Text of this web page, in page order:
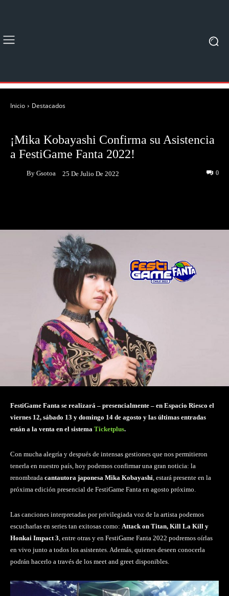
Inicio Destacados
¡Mika Kobayashi Confirma su Asistencia
a FestiGame Fanta 2022!
By Gsotoa 25 De Julio De 2022 0
FestiGame Fanta se realizará – presencialmente – en Espacio Riesco el
viernes 12, sábado 13 y domingo 14 de agosto y las últimas entradas
están a la venta en el sistema Ticketplus.
Con mucha alegría y después de intensas gestiones que nos permitieron
tenerla en nuestro país, hoy podemos confirmar una gran noticia: la
renombrada cantautora japonesa Mika Kobayashi , estará presente en la
próxima edición presencial de FestiGame Fanta en agosto próximo.
Las canciones interpretadas por privilegiada voz de la artista podemos
escucharlas en series tan exitosas como: Attack on Titan, Kill La Kill y
Honkai Impact 3 , entre otras y en FestiGame Fanta 2022 podremos oírlas
en vivo junto a todos los asistentes. Además, quienes deseen conocerla
podrán hacerlo a través de los meet and greet disponibles.